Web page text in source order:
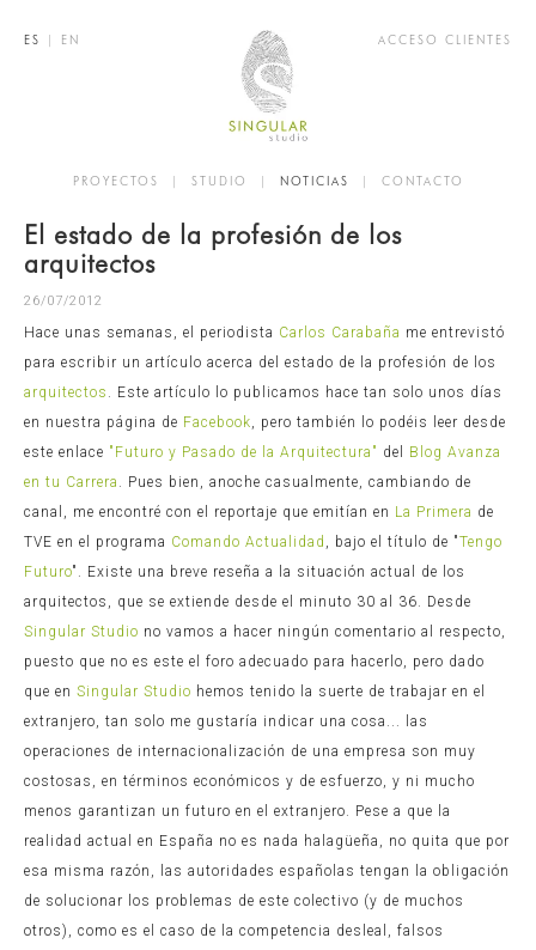
ES | EN ACCESO CLIENTES
PROYECTOS | STUDIO | NOTICIAS | CONTACTO
El estado de la profesión de los
arquitectos
26/07/2012
Hace unas semanas, el periodista Carlos Carabaña me entrevistó
para escribir un artículo acerca del estado de la profesión de los
arquitectos . Este artículo lo publicamos hace tan solo unos días
en nuestra página de Facebook, pero también lo podéis leer desde
este enlace "Futuro y Pasado de la Arquitectura" del Blog Avanza
en tu Carrera . Pues bien, anoche casualmente, cambiando de
canal, me encontré con el reportaje que emitían en La Primera de
TVE en el programa Comando Actualidad , bajo el título de "Tengo
Futuro". Existe una breve reseña a la situación actual de los
arquitectos, que se extiende desde el minuto 30 al 36. Desde
Singular Studio no vamos a hacer ningún comentario al respecto,
puesto que no es este el foro adecuado para hacerlo, pero dado
que en Singular Studio hemos tenido la suerte de trabajar en el
extranjero, tan solo me gustaría indicar una cosa... las
operaciones de internacionalización de una empresa son muy
costosas, en términos económicos y de esfuerzo, y ni mucho
menos garantizan un futuro en el extranjero. Pese a que la
realidad actual en España no es nada halagüeña, no quita que por
esa misma razón, las autoridades españolas tengan la obligación
de solucionar los problemas de este colectivo (y de muchos
otros), como es el caso de la competencia desleal, falsos